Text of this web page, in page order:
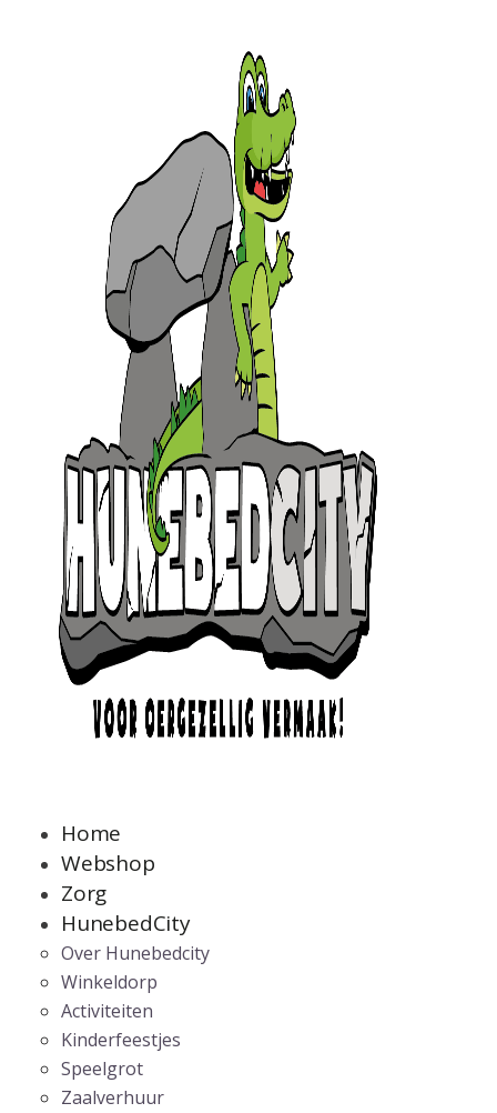
Home
Webshop
Zorg
HunebedCity
Over Hunebedcity
Winkeldorp
Activiteiten
Kinderfeestjes
Speelgrot
Zaalverhuur